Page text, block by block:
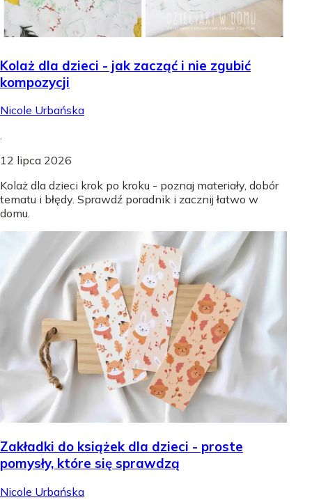
Kolaż dla dzieci - jak zacząć i nie zgubić
kompozycji
Nicole Urbańska
.
12 lipca 2026
Kolaż dla dzieci krok po kroku - poznaj materiały, dobór
tematu i błędy. Sprawdź poradnik i zacznij łatwo w
domu.
Zakładki do książek dla dzieci - proste
pomysły, które się sprawdzą
Nicole Urbańska